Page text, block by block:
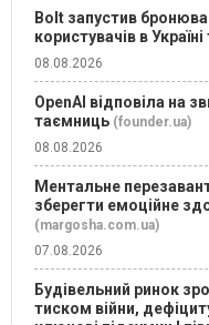
Bolt запустив
користувачів в
08.08.2026
OpenAI відповіла на
таємниць (founder.ua)
08.08.2026
Ментальне
зберегти емоційне
(margosha.com.ua)
07.08.2026
Будівельний ринок
тиском війни,